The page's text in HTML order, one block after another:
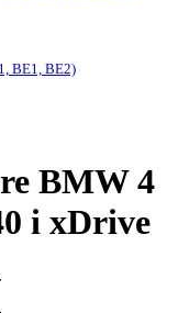
BE1, BE2)
BMW 4
i xDrive